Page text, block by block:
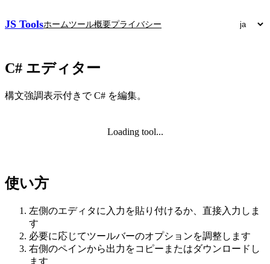
JS Toolsホームツール概要プライバシー
C# エディター
構文強調表示付きで C# を編集。
Loading tool...
使い方
左側のエディタに入力を貼り付けるか、直接入力しま
す
必要に応じてツールバーのオプションを調整します
右側のペインから出力をコピーまたはダウンロードし
ます